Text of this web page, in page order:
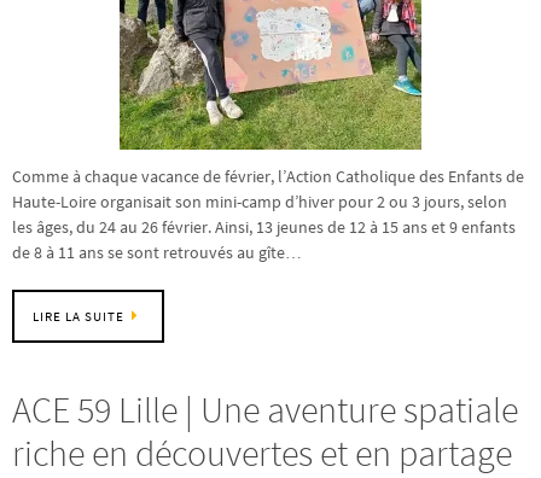
Comme à chaque vacance de février, l’Action Catholique des Enfants de
Haute-Loire organisait son mini-camp d’hiver pour 2 ou 3 jours, selon
les âges, du 24 au 26 février. Ainsi, 13 jeunes de 12 à 15 ans et 9 enfants
de 8 à 11 ans se sont retrouvés au gîte…
LIRE LA SUITE
ACE 59 Lille | Une aventure spatiale
riche en découvertes et en partage